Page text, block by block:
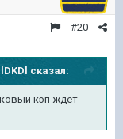
#20
lDKDl сказал:
кэп ждет